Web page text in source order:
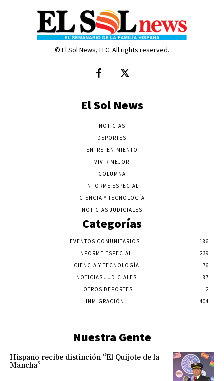
© El Sol News, LLC. All rights reserved.
El Sol News
NOTICIAS
DEPORTES
ENTRETENIMIENTO
VIVIR MEJOR
COLUMNA
INFORME ESPECIAL
CIENCIA Y TECNOLOGÍA
NOTICIAS JUDICIALES
Categorías
EVENTOS COMUNITARIOS
186
INFORME ESPECIAL
239
CIENCIA Y TECNOLOGÍA
76
NOTICIAS JUDICIALES
87
OTROS DEPORTES
2
INMIGRACIÓN
404
Nuestra Gente
Hispano recibe distinción “El Quijote de la
Mancha”